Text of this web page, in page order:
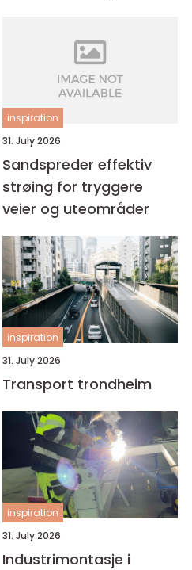
inspiration
31. July 2026
Sandspreder effektiv
strøing for tryggere
veier og uteområder
inspiration
31. July 2026
Transport trondheim
inspiration
31. July 2026
Industrimontasje i